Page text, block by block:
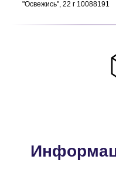
"Освежись", 22 г 10088191